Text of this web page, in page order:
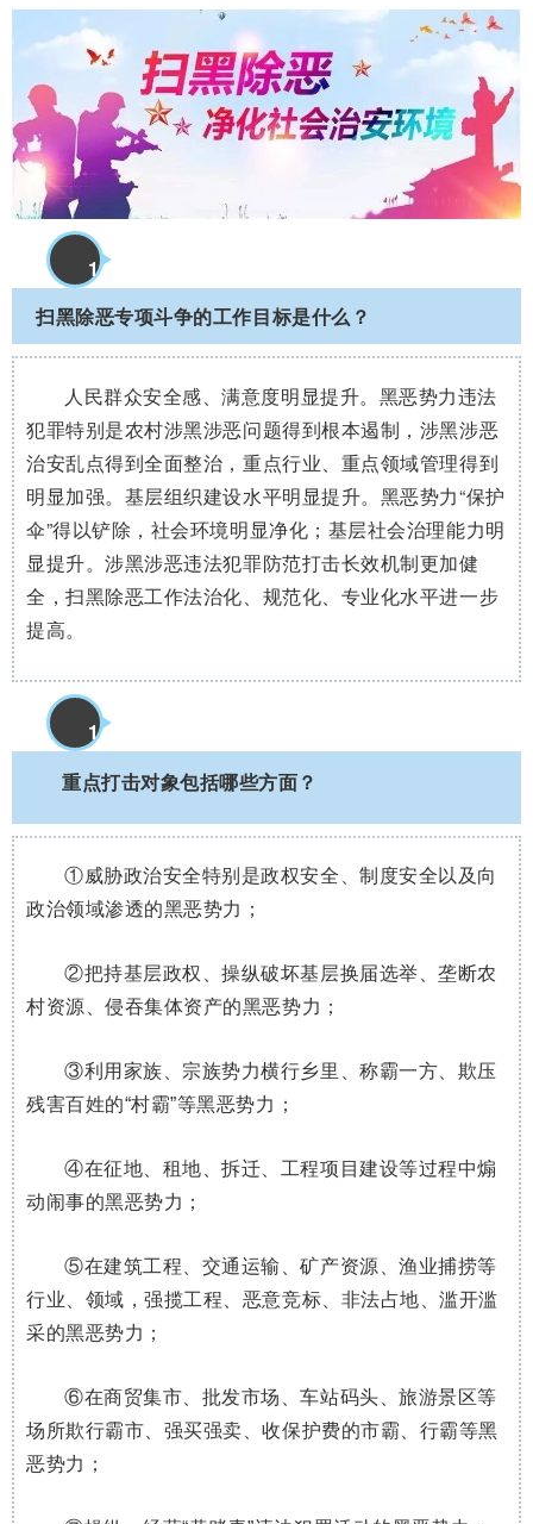
1
3
扫黑除恶专项斗争的工作目标是什么？
人民群众安全感、满意度明显提升。黑恶势力违法
犯罪特别是农村涉黑涉恶问题得到根本遏制，涉黑涉恶
治安乱点得到全面整治，重点行业、重点领域管理得到
明显加强。基层组织建设水平明显提升。黑恶势力“保护
伞”得以铲除，社会环境明显净化；基层社会治理能力明
显提升。涉黑涉恶违法犯罪防范打击长效机制更加健
全，扫黑除恶工作法治化、规范化、专业化水平进一步
提高。
1
4
重点打击对象包括哪些方面？
①威胁政治安全特别是政权安全、制度安全以及向
政治领域渗透的黑恶势力；
②把持基层政权、操纵破坏基层换届选举、垄断农
村资源、侵吞集体资产的黑恶势力；
③利用家族、宗族势力横行乡里、称霸一方、欺压
残害百姓的“村霸”等黑恶势力；
④在征地、租地、拆迁、工程项目建设等过程中煽
动闹事的黑恶势力；
⑤在建筑工程、交通运输、矿产资源、渔业捕捞等
行业、领域，强揽工程、恶意竞标、非法占地、滥开滥
采的黑恶势力；
⑥在商贸集市、批发市场、车站码头、旅游景区等
场所欺行霸市、强买强卖、收保护费的市霸、行霸等黑
恶势力；